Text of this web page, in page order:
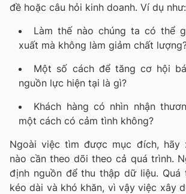
đề hoặc câu hỏi kinh doanh. Ví dụ như:
Làm thế nào chúng ta có thể
xuất mà không làm giảm chất
Một số cách để tăng cơ hội
nguồn lực hiện tại là gì?
Khách hàng có nhìn nhận
một cách có cảm tình không?
Ngoài việc tìm được mục đích, hãy
nào cần theo dõi theo cả quá trình.
định nguồn để thu thập dữ liệu. Quá
kéo dài và khó khăn, vì vậy việc xây